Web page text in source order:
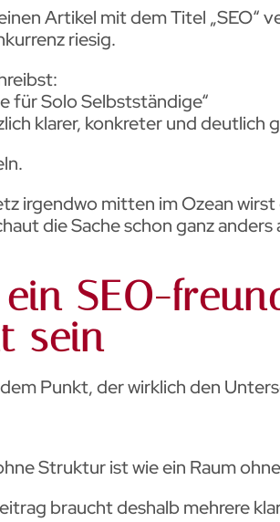
Artikel mit dem Titel
riesig.
für Solo Selbstständige“
klarer, konkreter und deutlich
irgendwo mitten im Ozean
die Sache schon ganz anders
SEO-
sein
Punkt, der wirklich den
Struktur ist wie ein Raum
braucht deshalb mehrere